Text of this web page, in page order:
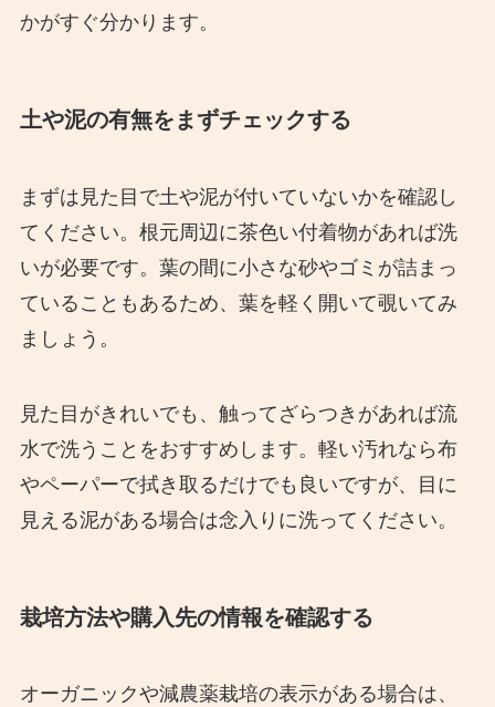
かがすぐ分かります。
土や泥の有無をまずチェックする
まずは見た目で土や泥が付いていないかを確認し
てください。根元周辺に茶色い付着物があれば洗
いが必要です。葉の間に小さな砂やゴミが詰まっ
ていることもあるため、葉を軽く開いて覗いてみ
ましょう。
見た目がきれいでも、触ってざらつきがあれば流
水で洗うことをおすすめします。軽い汚れなら布
やペーパーで拭き取るだけでも良いですが、目に
見える泥がある場合は念入りに洗ってください。
栽培方法や購入先の情報を確認する
オーガニックや減農薬栽培の表示がある場合は、